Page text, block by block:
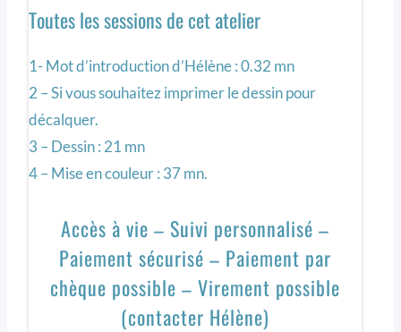
Toutes les sessions de cet atelier
1- Mot d’introduction d’Hélène : 0.32 mn
2 – Si vous souhaitez imprimer le dessin pour
décalquer.
3 – Dessin : 21 mn
4 – Mise en couleur : 37 mn.
Accès à vie – Suivi personnalisé –
Paiement sécurisé – Paiement par
chèque possible – Virement possible
(contacter Hélène)